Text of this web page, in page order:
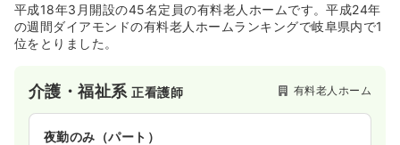
平成18年3月開設の45名定員の有料老人ホームです。平成24年
の週間ダイアモンドの有料老人ホームランキングで岐阜県内で1
位をとりました。
介護・福祉系正看護師 有料老人ホーム
夜勤のみ（パート）